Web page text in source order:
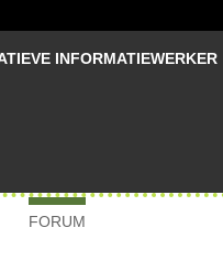
INFORMATIEWERKER
FORUM